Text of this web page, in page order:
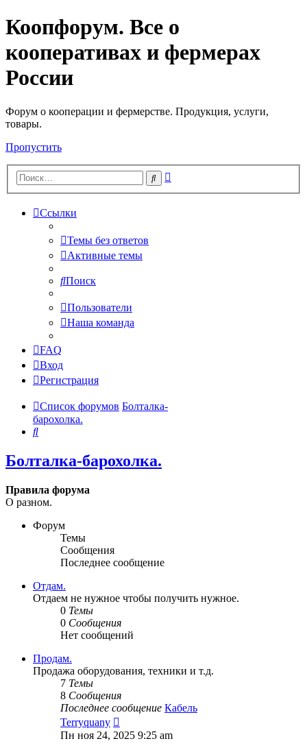
Коопфорум. Все о
кооперативах и фермерах
России
Форум о кооперации и фермерстве. Продукция, услуги,
товары.
Пропустить
Поиск
Ссылки
Темы без ответов
Активные темы
Поиск
Пользователи
Наша команда
FAQ
Вход
Регистрация
Список форумов Болталка-
барохолка.
Поиск
Болталка-барохолка.
Правила форума
О разном.
Форум
Темы
Сообщения
Последнее сообщение
Отдам.
Отдаем не нужное чтобы получить нужное.
0 Темы
0 Сообщения
Нет сообщений
Продам.
Продажа оборудования, техники и т.д.
7 Темы
8 Сообщения
Последнее сообщение Кабель
Terryquany
к
Пн ноя 24, 2025 9:25 am